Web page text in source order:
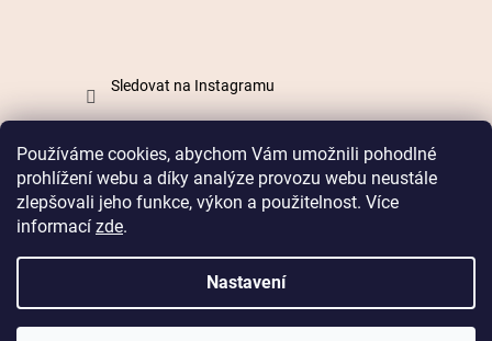
Používáme cookies, abychom Vám umožnili pohodlné
prohlížení webu a díky analýze provozu webu neustále
zlepšovali jeho funkce, výkon a použitelnost. Více
informací zde.
Nastavení
Sledovat na Instagramu
Vytvořil Shoptet
Copyright 2026